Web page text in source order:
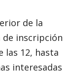
de la
inscripción
las 12, hasta
interesadas